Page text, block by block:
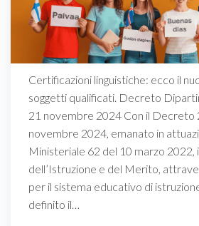
Certificazioni linguistiche: ecco il
soggetti qualificati. Decreto
21 novembre 2024 Con il Decreto
novembre 2024, emanato in
Ministeriale 62 del 10 marzo 2022,
dell’Istruzione e del Merito,
per il sistema educativo di
definito il…